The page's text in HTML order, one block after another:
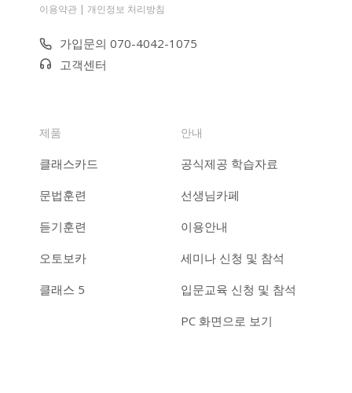
이용약관 | 개인정보 처리방침
가입문의 070-4042-1075
고객센터
제품
클래스카드
문법훈련
듣기훈련
오토보카
클래스 5
안내
공식제공 학습자료
선생님카페
이용안내
세미나 신청 및 참석
입문교육 신청 및 참석
PC 화면으로 보기